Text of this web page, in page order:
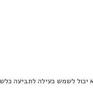
יכול לשמש כעילה לתביעה